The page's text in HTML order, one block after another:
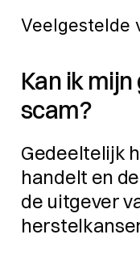
Veelgestelde
Kan ik
scam?
Gedeeltelijk
handelt en
de uitgever